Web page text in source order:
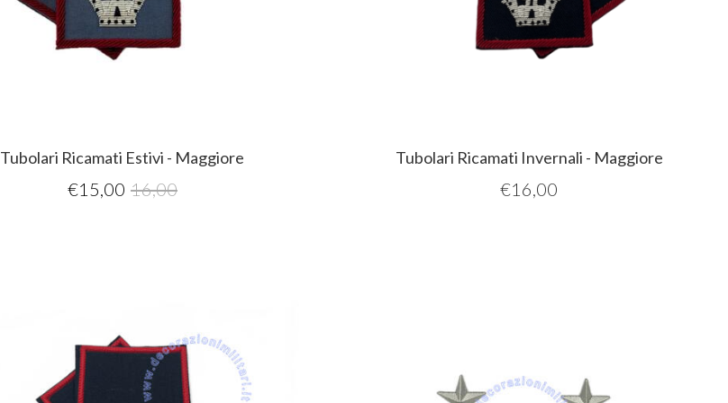
Tubolari Ricamati Estivi - Maggiore
€15,00 16,00
Tubolari Ricamati Invernali - Maggiore
€16,00